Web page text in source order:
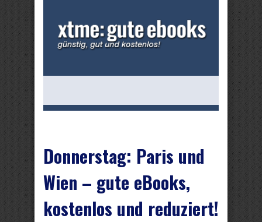
Donnerstag: Paris und
Wien – gute eBooks,
kostenlos und reduziert!